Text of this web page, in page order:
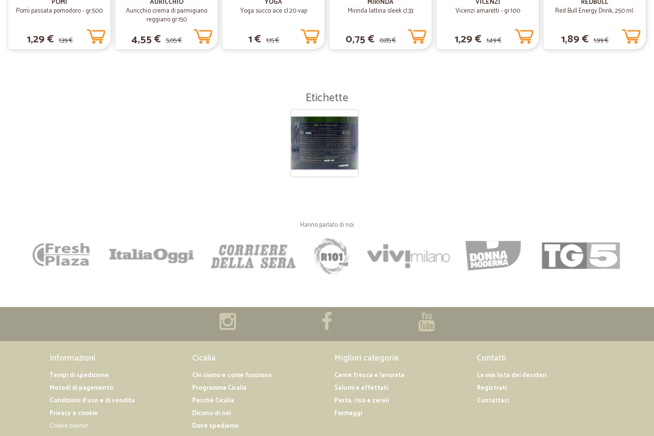
POMI
Pomì passata pomodoro - gr.500
1,29 € 1,39 €
AURICCHIO
Auricchio crema di parmigiano
reggiano gr.150
4,55 € 5,05 €
YOGA
Yoga succo ace cl.20 vap
1 € 1,15 €
MIRINDA
Mirinda lattina sleek cl.33
0,75 € 0,85 €
VICENZI
Vicenzi amaretti - gr.100
1,29 € 1,49 €
REDBULL
Red Bull Energy Drink, 250 ml.
1,89 € 1,99 €
Etichette
Hanno parlato di noi
Informazioni
Tempi di spedizione
Metodi di pagamento
Condizioni d'uso e di vendita
Privacy e cookie
Cookie banner
Cicalia
Chi siamo e come funziona
Programma Cicalia
Perché Cicalia
Dicono di noi
Dove spediamo
Migliori categorie
Carne fresca e lavorata
Salumi e affettati
Pasta, riso e cerali
Formaggi
Contatti
La mia lista dei desideri
Registrati
Contattaci